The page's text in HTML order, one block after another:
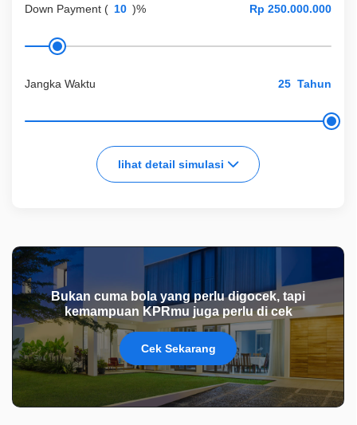
Down Payment ( )%
Jangka Waktu Tahun
lihat detail simulasi
Bukan cuma bola yang perlu digocek, tapi
kemampuan KPRmu juga perlu di cek
Cek Sekarang